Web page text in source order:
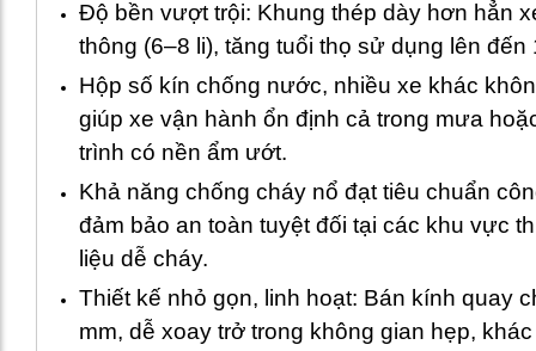
Độ bền vượt trội: Khung thép dày hơn hẳn
thông (6–8 li), tăng tuổi thọ sử dụng lên đến
Hộp số kín chống nước, nhiều xe khác
giúp xe vận hành ổn định cả trong mưa
trình có nền ẩm ướt.
Khả năng chống cháy nổ đạt tiêu chuẩn
đảm bảo an toàn tuyệt đối tại các khu vực
liệu dễ cháy.
Thiết kế nhỏ gọn, linh hoạt: Bán kính quay
mm, dễ xoay trở trong không gian hẹp,